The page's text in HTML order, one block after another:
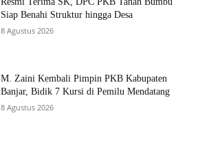
Siap Benahi Struktur hingga Desa
8 Agustus 2026
M. Zaini Kembali Pimpin PKB Kabupaten
Banjar, Bidik 7 Kursi di Pemilu Mendatang
8 Agustus 2026